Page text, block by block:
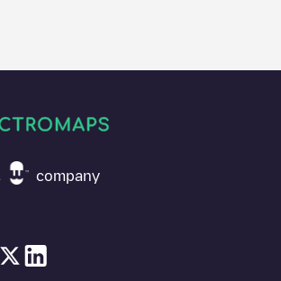
fois.
en bas de la page le point de charge le
vous sous "points de charge les plus
à proximité, ainsi que leur emplacement
surface et leur distance en KM.
company